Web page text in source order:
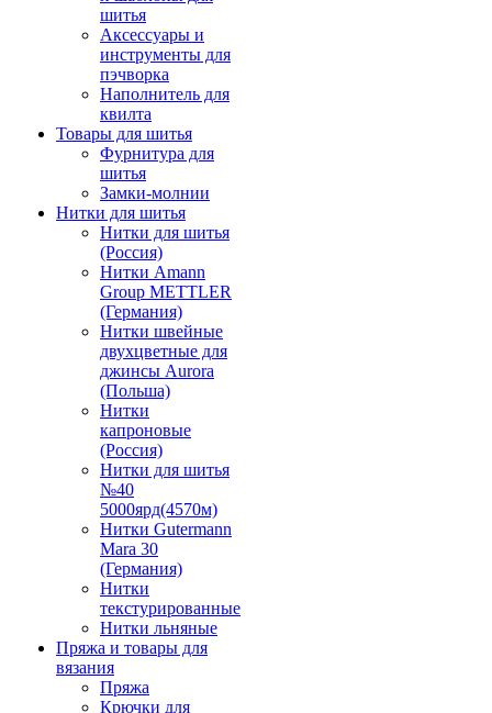
шитья
Аксессуары и
инструменты для
пэчворка
Наполнитель для
квилта
Товары для шитья
Фурнитура для
шитья
Замки-молнии
Нитки для шитья
Нитки для шитья
(Россия)
Нитки Amann
Group METTLER
(Германия)
Нитки швейные
двухцветные для
джинсы Aurora
(Польша)
Нитки
капроновые
(Россия)
Нитки для шитья
№40
5000ярд(4570м)
Нитки Gutermann
Mara 30
(Германия)
Нитки
текстурированные
Нитки льняные
Пряжа и товары для
вязания
Пряжа
Крючки для